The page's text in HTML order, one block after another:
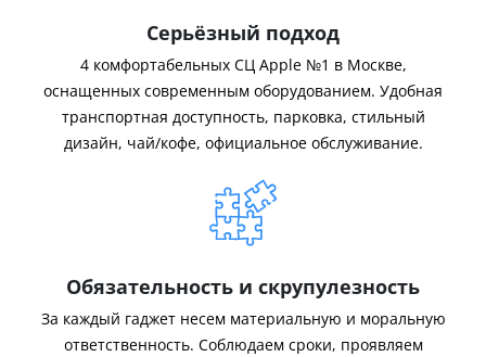
Серьёзный подход
4 комфортабельных СЦ Apple №1 в Москве,
оснащенных современным оборудованием. Удобная
транспортная доступность, парковка, стильный
дизайн, чай/кофе, официальное обслуживание.
Обязательность и скрупулезность
За каждый гаджет несем материальную и моральную
ответственность. Соблюдаем сроки, проявляем